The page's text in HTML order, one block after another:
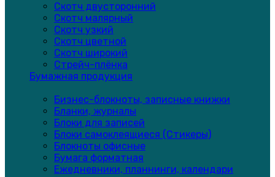
Скотч двусторонний
Скотч малярный
Скотч узкий
Скотч цветной
Скотч широкий
Стрейч-плёнка
Бумажная продукция
Бизнес-блокноты, записные книжки
Бланки, журналы
Блоки для записей
Блоки самоклеящиеся (Стикеры)
Блокноты офисные
Бумага форматная
Ежедневники, планнинги, календари